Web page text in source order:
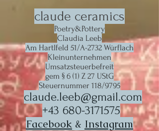
claude ceramics
Poetry&Pottery
Claudia Leeb
Am Hartlfeld 51/A-2732 Würflach
Kleinunternehmen
Umsatzsteuerbefreit
gem § 6 (1) Z 27 UStG
Steuernummer 118/9795
claude.leeb@gmail.com
+43 680-3171575
Facebook & Instagram